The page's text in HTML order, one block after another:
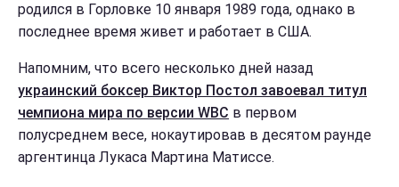
родился в Горловке 10 января 1989 года, однако в
последнее время живет и работает в США.
Напомним, что всего несколько дней назад
украинский боксер Виктор Постол завоевал титул
чемпиона мира по версии WBC в первом
полусреднем весе, нокаутировав в десятом раунде
аргентинца Лукаса Мартина Матиссе.